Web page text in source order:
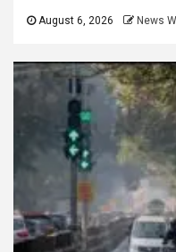
August 6, 2026 News